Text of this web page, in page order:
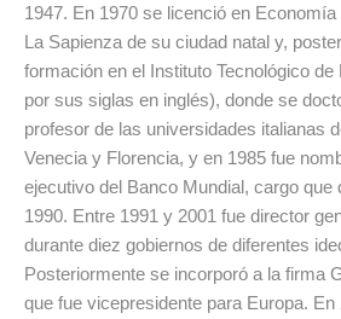
1947. En 1970 se licenció en
La Sapienza de su ciudad natal y,
formación en el Instituto Tecnológico
por sus siglas en inglés), donde se
profesor de las universidades italianas
Venecia y Florencia, y en 1985 fue
ejecutivo del Banco Mundial, cargo que
1990. Entre 1991 y 2001 fue director
durante diez gobiernos de diferentes
Posteriormente se incorporó a la firma
que fue vicepresidente para Europa.